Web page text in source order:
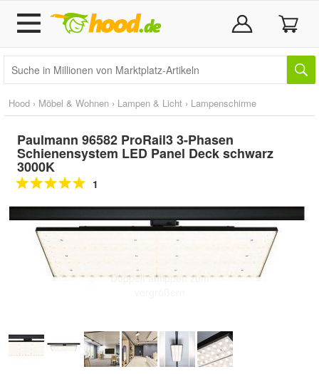
Hood › Möbel & Wohnen › Lampen & Licht › Lampenschirme
Paulmann 96582 ProRail3 3-Phasen
Schienensystem LED Panel Deck schwarz
3000K
1
Doppelt antippen zum